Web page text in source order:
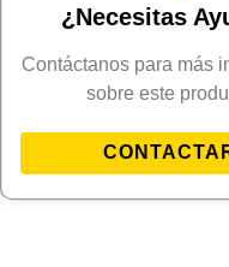
¿Necesitas
Contáctanos para más
sobre este